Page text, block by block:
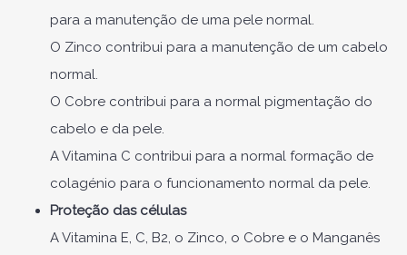
para a manutenção de uma pele normal.
O Zinco contribui para a manutenção de um cabelo
normal.
O Cobre contribui para a normal pigmentação do
cabelo e da pele.
A Vitamina C contribui para a normal formação de
colagénio para o funcionamento normal da pele.
Proteção das células
A Vitamina E, C, B2, o Zinco, o Cobre e o Manganês